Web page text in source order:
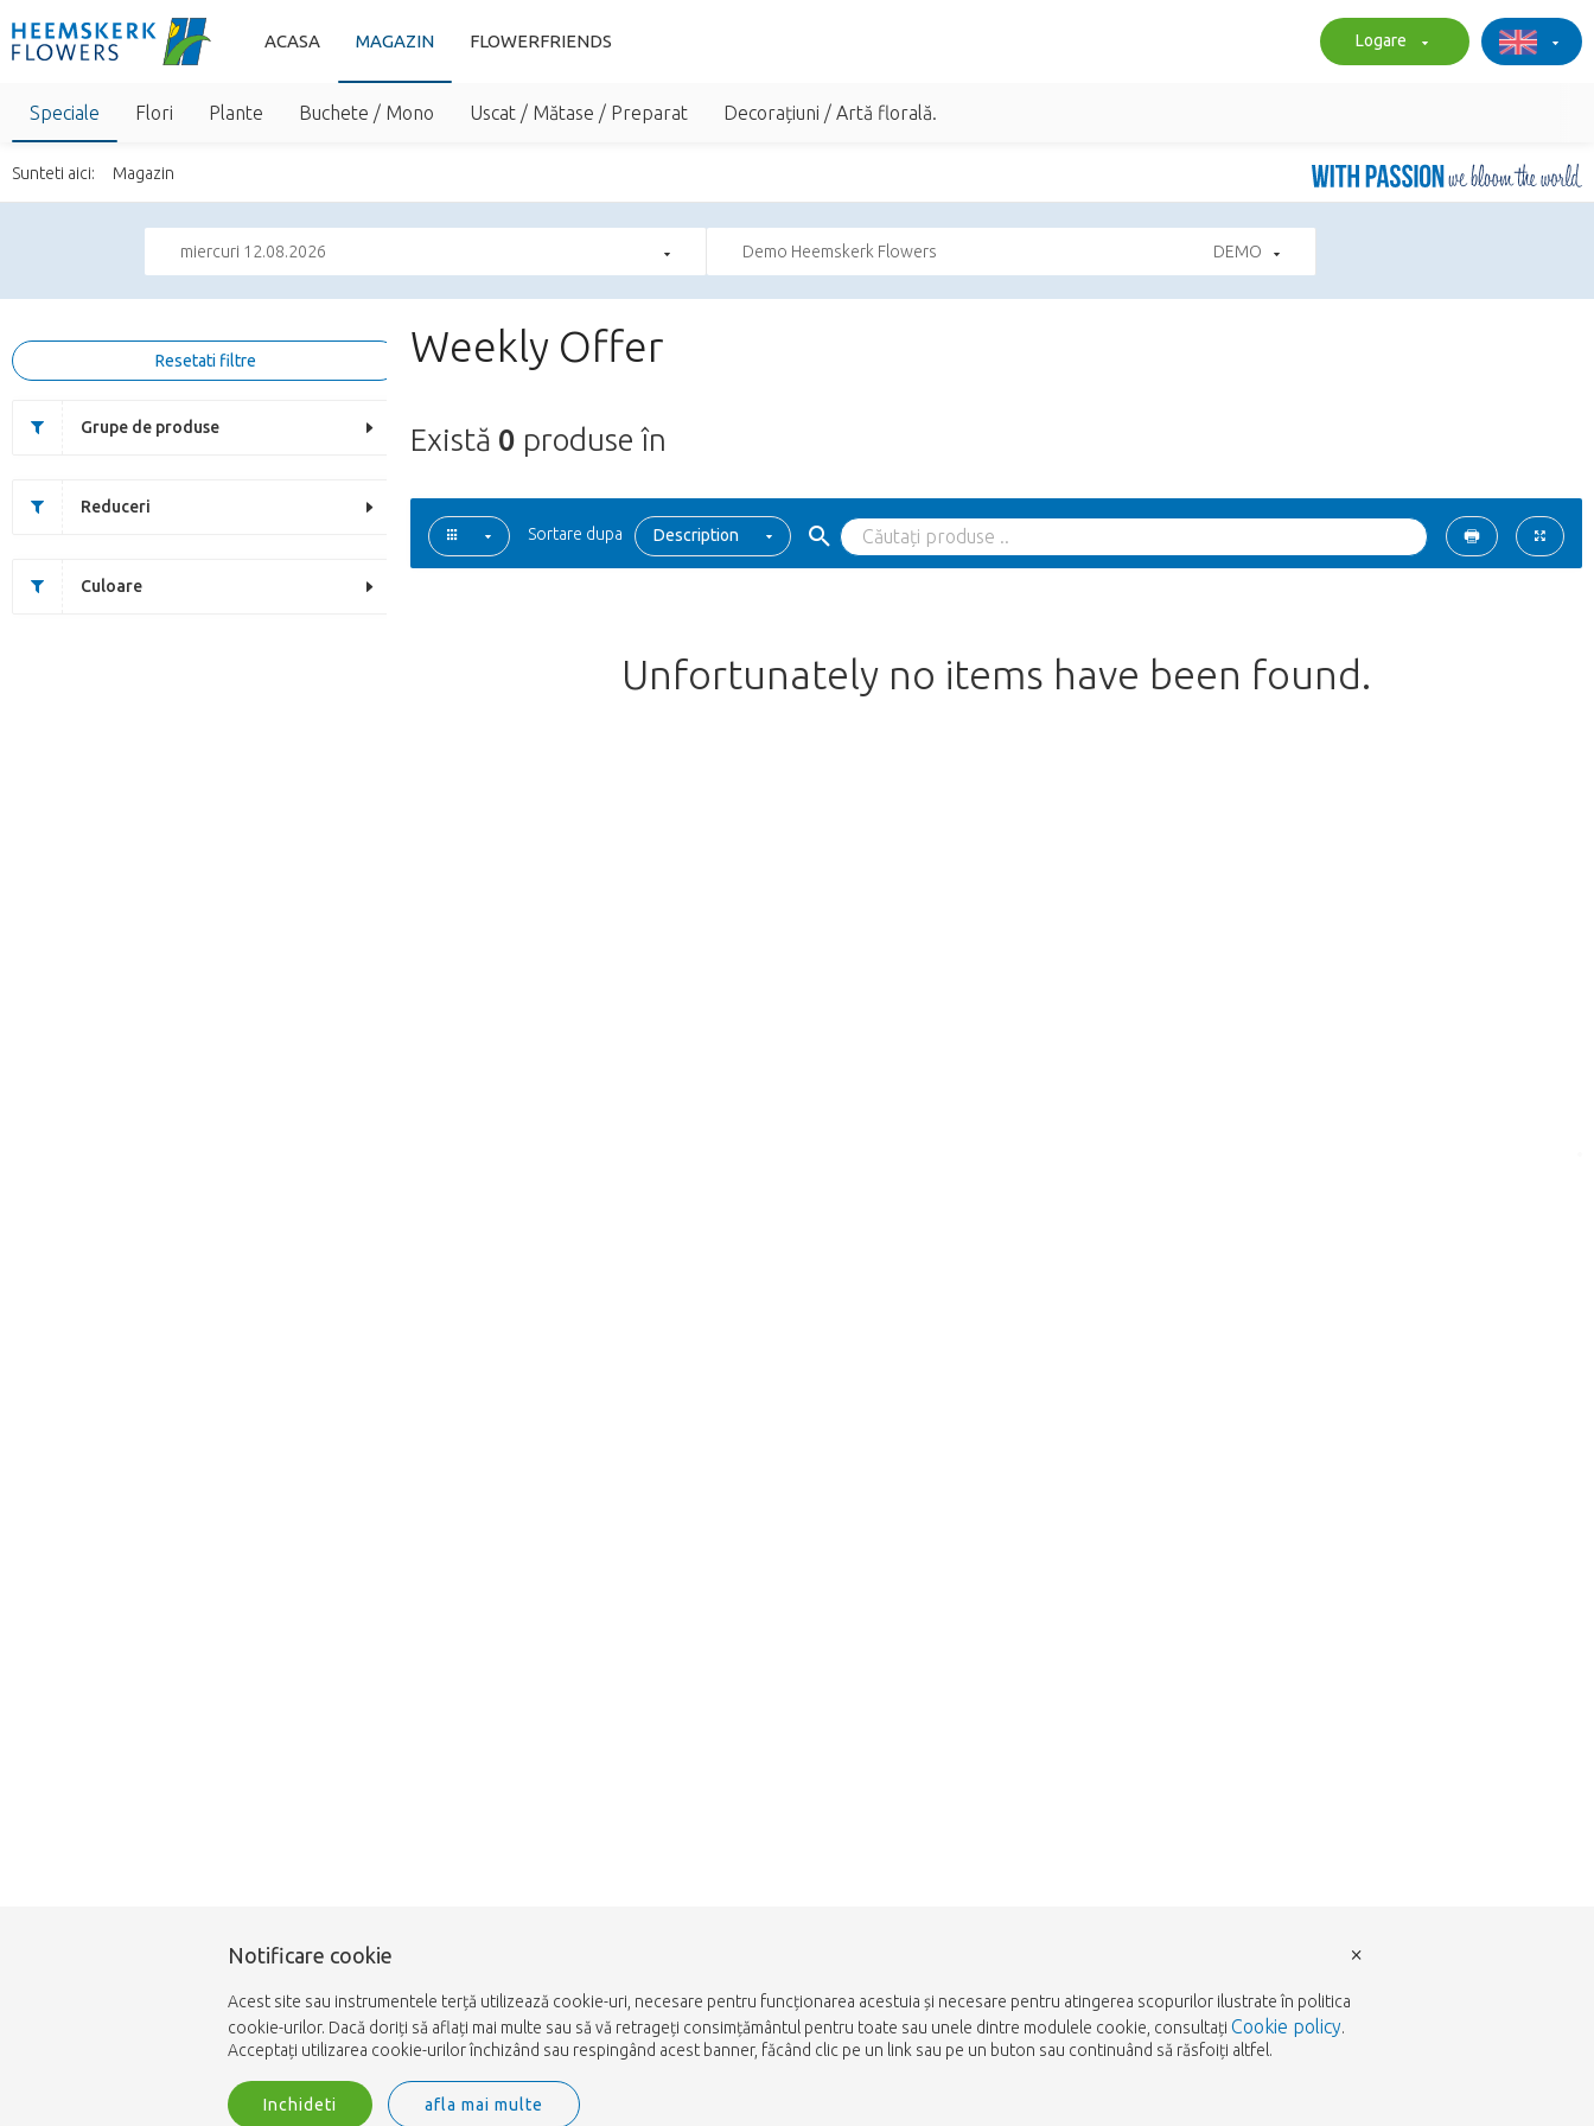
ACASA MAGAZIN FLOWERFRIENDS Logare
Speciale Flori Plante Buchete / Mono Uscat / Mătase / Preparat Decorațiuni / Artă florală.
Sunteti aici: Magazin
miercuri 12.08.2026 Demo Heemskerk Flowers DEMO
Resetati filtre
Grupe de produse
Reduceri
Culoare
Weekly Offer
Există 0 produse în
Sortare dupa Description
Unfortunately no items have been found.
Notificare cookie
Acest site sau instrumentele terță utilizează cookie-uri, necesare pentru funcționarea acestuia și necesare pentru atingerea scopurilor ilustrate în politica
cookie-urilor. Dacă doriți să aflați mai multe sau să vă retrageți consimțământul pentru toate sau unele dintre modulele cookie, consultați Cookie policy.
Acceptați utilizarea cookie-urilor închizând sau respingând acest banner, făcând clic pe un link sau pe un buton sau continuând să răsfoiți altfel.
Inchideti afla mai multe
×